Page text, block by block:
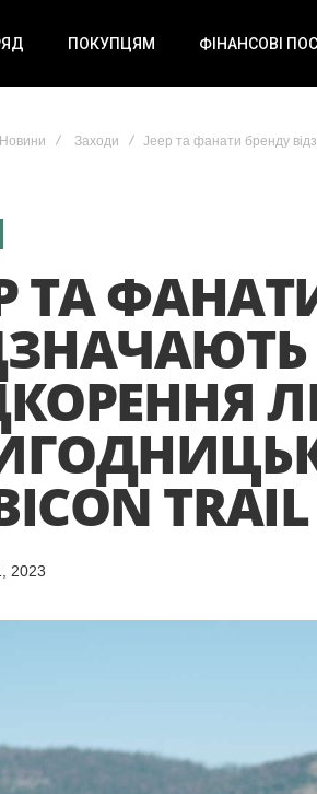
ПОКУПЦЯМ ФІНАНСОВІ
Новини Заходи Jeep та фанати бренду
ТА
TRAIL
2023